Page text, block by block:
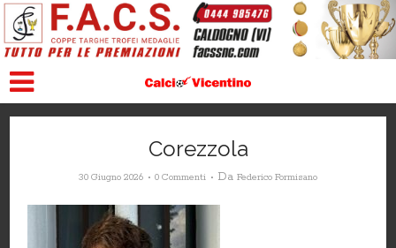
Corezzola
30 Giugno 2026 0 Commenti Da Federico Formisano